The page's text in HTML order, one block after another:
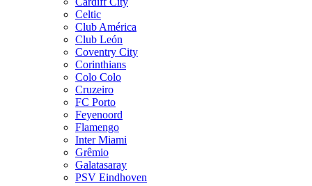
Celtic
Club América
Club León
Coventry City
Corinthians
Colo Colo
Cruzeiro
FC Porto
Feyenoord
Flamengo
Inter Miami
Grêmio
Galatasaray
PSV Eindhoven